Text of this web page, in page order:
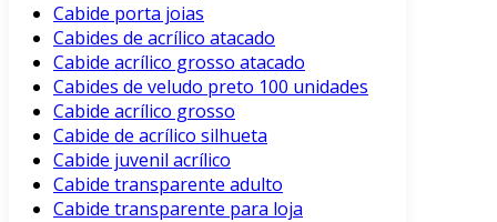
Cabide porta joias
Cabides de acrílico atacado
Cabide acrílico grosso atacado
Cabides de veludo preto 100 unidades
Cabide acrílico grosso
Cabide de acrílico silhueta
Cabide juvenil acrílico
Cabide transparente adulto
Cabide transparente para loja